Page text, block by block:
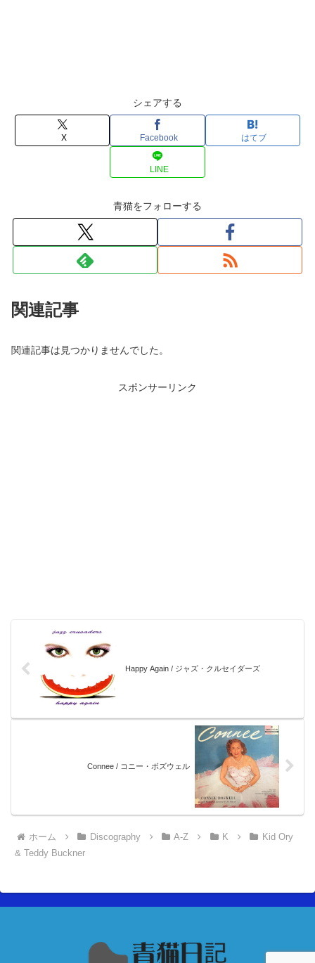
シェアする
X Facebook はてブ
LINE
青猫をフォローする
関連記事
関連記事は見つかりませんでした。
スポンサーリンク
Happy Again / ジャズ・クルセイダーズ
Connee / コニー・ボズウェル
ホーム Discography A-Z K
Kid Ory
& Teddy Buckner